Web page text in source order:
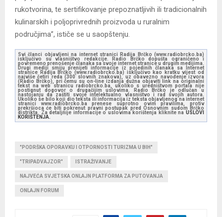
rukotvorina, te sertifikovanje prepoznatljivih ili tradicionalnih
kulinarskih i poljoprivrednih proizvoda u ruralnim
područjima”, ističe se u saopštenju.
Svi članci objavljeni na internet stranici Radija Brčko (www.radiobrcko.ba)
isključivo su vlasništvo redakcije. Radio Brčko dopušta ograničeno i
povremeno prenošenje članaka sa svoje internet stranice u drugim medijima.
Drugi mediji smiju prenijeti informacije iz pojedinih članaka sa Internet
stranice Radija Brčko (www.radiobrcko.ba) isključivo kao kratku vijest od
najviše četiri reda (300 slovnih znakova), uz obavezno navođenje izvora
(Radio Brčko), pri čemu su on-line izdanja dužna objaviti link na originalni
tekst na web stranicu radiobrcko.ba, ukoliko s uredništvom portala nije
postignut dogovor o drugačijim uslovima. Radio Brčko je odlučan u
nastojanju da zaštiti svoje intelektualno vlasništvo i rad svojih autora.
Ukoliko se bilo koji dio teksta ili informacija iz teksta objavljenog na internet
stranici www.radiobrcko.ba prenese suprotno ovim pravilima, protiv
prekršioca će biti pokrenut pravni postupak pred Osnovnim sudom Brčko
distrikta. Za detaljnije informacije o uslovima korištenja kliknite na USLOVI
KORIŠTENJA.
"PODRŠKA OPORAVKU I OTPORNOSTI TURIZMA U BIH"
"TRIPADVAJZOR" ISTRAŽIVANJE
NAJVEĆA SVJETSKA ONLAJN PLATFORMA ZA PUTOVANJA
ONLAJN FORUM